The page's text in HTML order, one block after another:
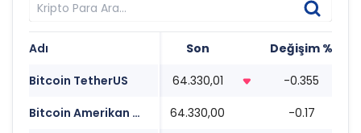
Adı Son Değişim %
Bitcoin TetherUS
64.330,01 -0.355
Bitcoin Amerikan Doları
64.330,00 -0.17